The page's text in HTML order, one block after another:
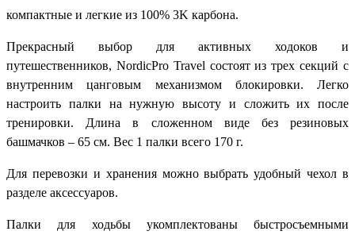
компактные и легкие из 100% 3K карбона.
Прекрасный выбор для активных ходоков и
путешественников, NordicPro Travel состоят из трех секций с
внутренним цанговым механизмом блокировки. Легко
настроить палки на нужную высоту и сложить их после
тренировки. Длина в сложенном виде без резиновых
башмачков – 65 см. Вес 1 палки всего 170 г.
Для перевозки и хранения можно выбрать удобный чехол в
разделе аксессуаров.
Палки для ходьбы укомплектованы быстросъемными